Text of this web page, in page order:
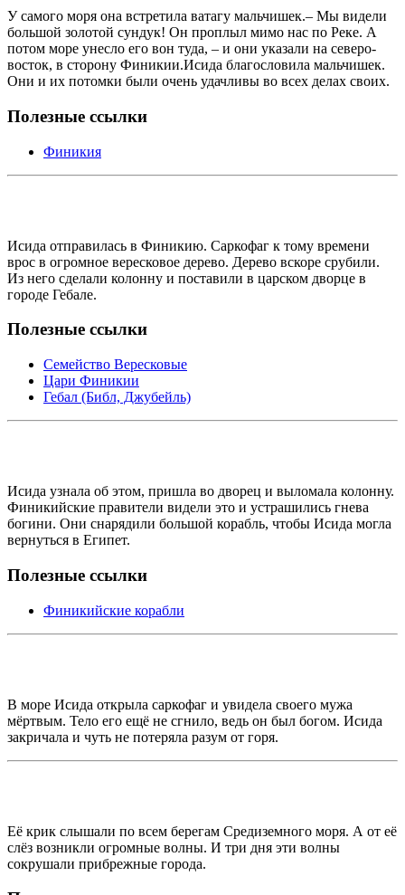
У самого моря она встретила ватагу мальчишек.– Мы видели
большой золотой сундук! Он проплыл мимо нас по Реке. А
потом море унесло его вон туда, – и они указали на северо-
восток, в сторону Финикии.Исида благословила мальчишек.
Они и их потомки были очень удачливы во всех делах своих.
Полезные ссылки
Финикия
Исида отправилась в Финикию. Саркофаг к тому времени
врос в огромное вересковое дерево. Дерево вскоре срубили.
Из него сделали колонну и поставили в царском дворце в
городе Гебале.
Полезные ссылки
Семейство Вересковые
Цари Финикии
Гебал (Библ, Джубейль)
Исида узнала об этом, пришла во дворец и выломала колонну.
Финикийские правители видели это и устрашились гнева
богини. Они снарядили большой корабль, чтобы Исида могла
вернуться в Египет.
Полезные ссылки
Финикийские корабли
В море Исида открыла саркофаг и увидела своего мужа
мёртвым. Тело его ещё не сгнило, ведь он был богом. Исида
закричала и чуть не потеряла разум от горя.
Её крик слышали по всем берегам Средиземного моря. А от её
слёз возникли огромные волны. И три дня эти волны
сокрушали прибрежные города.